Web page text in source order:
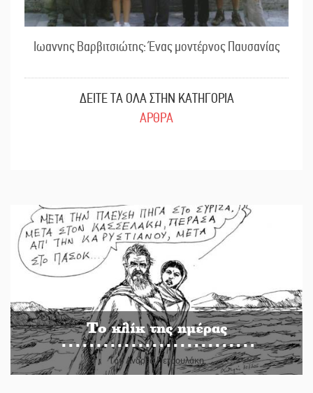
Ιωαννης Βαρβιτσιώτης: Ένας μοντέρνος Παυσανίας
ΔΕΙΤΕ ΤΑ ΟΛΑ ΣΤΗΝ ΚΑΤΗΓΟΡΙΑ
ΑΡΘΡΑ
Το κλίκ της ημέρας
Του Ανδρέα Πετρουλάκη